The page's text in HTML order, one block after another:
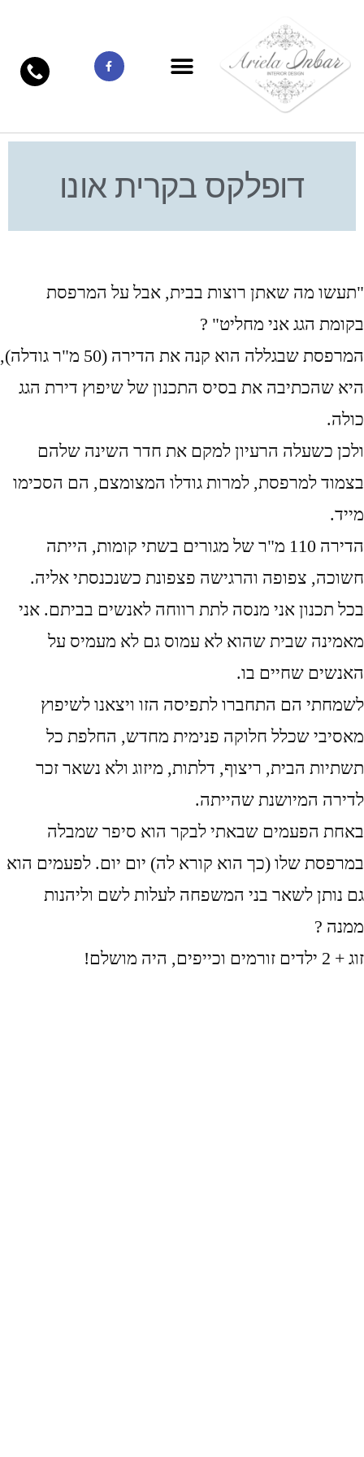
דופלקס בקרית אונו
"תעשו מה שאתן רוצות בבית, אבל על המרפסת
בקומת הגג אני מחליט" ?
המרפסת שבגללה הוא קנה את הדירה (50 מ"ר גודלה),
היא שהכתיבה את בסיס התכנון של שיפוץ דירת הגג
כולה.
ולכן כשעלה הרעיון למקם את חדר השינה שלהם
בצמוד למרפסת, למרות גודלו המצומצם, הם הסכימו
מייד.
הדירה 110 מ"ר של מגורים בשתי קומות, הייתה
חשוכה, צפופה והרגישה פצפונת כשנכנסתי אליה.
בכל תכנון אני מנסה לתת רווחה לאנשים בביתם. אני
מאמינה שבית שהוא לא עמוס גם לא מעמיס על
האנשים שחיים בו.
לשמחתי הם התחברו לתפיסה הזו ויצאנו לשיפוץ
מאסיבי שכלל חלוקה פנימית מחדש, החלפת כל
תשתיות הבית, ריצוף, דלתות, מיזוג ולא נשאר זכר
לדירה המיושנת שהייתה.
באחת הפעמים שבאתי לבקר הוא סיפר שמבלה
במרפסת שלו (כך הוא קורא לה) יום יום. לפעמים הוא
גם נותן לשאר בני המשפחה לעלות לשם וליהנות
ממנה ?
זוג + 2 ילדים זורמים וכייפים, היה מושלם!